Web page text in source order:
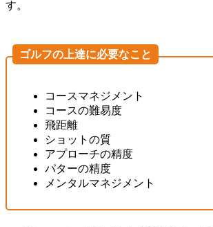
す。
ゴルフの上達に必要なこと
コースマネジメント
コースの難易度
飛距離
ショットの質
アプローチの精度
パターの精度
メンタルマネジメント